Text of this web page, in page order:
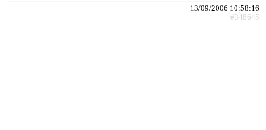
13/09/2006 10:58:16
#348645